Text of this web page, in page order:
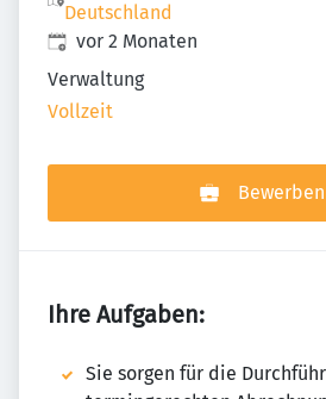
Deutschland
Veröffentlicht:
vor 2 Monaten
Verwaltung
Vollzeit
Bewerben
Ihre Aufgaben:
Sie sorgen für die